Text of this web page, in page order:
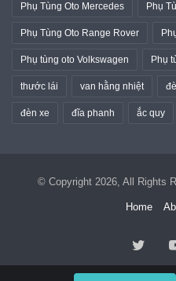
Phụ Tùng Oto Mercedes Phụ
Phụ Tùng Oto Range Rover
Phụ tùng oto Volkswagen Phụ
thước lái van hằng nhiệt
đèn xe đĩa phanh ắc quy
© Copyright 2026, All Rights
Home